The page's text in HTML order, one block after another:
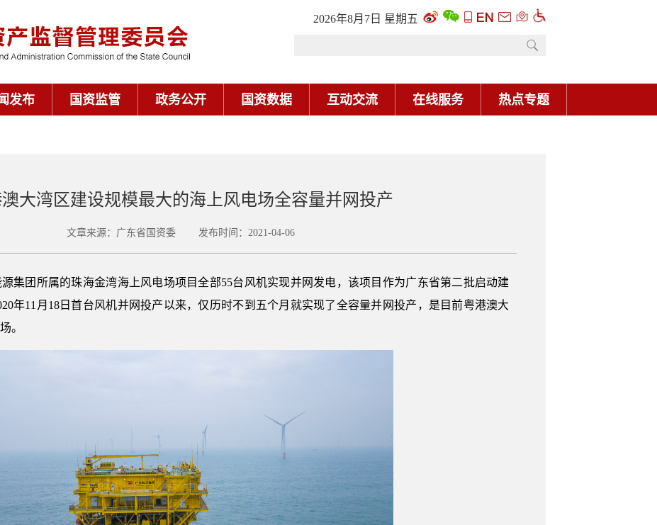
2026年8月7日 星期五
发布 国资监管 政务公开 国资数据 互动交流 在线服务 热点专题
大湾区建设规模最大的海上风电场全容量并网投产
文章来源：广东省国资委 发布时间：2021-04-06
集团所属的珠海金湾海上风电场项目全部55台风机实现并网发电，该项目作为广东省第二批启动建
年11月18日首台风机并网投产以来，仅历时不到五个月就实现了全容量并网投产，是目前粤港澳大
。